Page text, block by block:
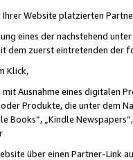
Website platzierten
eines der nachstehend
dem zuerst eintretenden der
Klick,
Ausnahme eines digitalen
Produkte, die unter dem
Books“, „Kindle
über einen Partner-Link